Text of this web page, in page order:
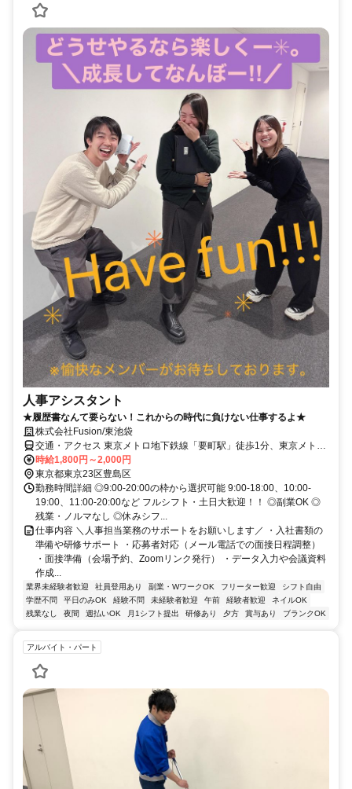
人事アシスタント
★履歴書なんて要らない！これからの時代に負けない仕事するよ★
株式会社Fusion/東池袋
交通・アクセス 東京メトロ地下鉄線「要町駅」徒歩1分、東京メトロ
地下鉄線「東池袋駅」徒歩8分、JR線「池袋駅」徒歩9分
時給1,800円～2,000円
東京都東京23区豊島区
勤務時間詳細 ◎9:00-20:00の枠から選択可能 9:00-18:00、10:00-
19:00、11:00-20:00など フルシフト・土日大歓迎！！ ◎副業OK ◎
残業・ノルマなし ◎休みシフ...
仕事内容 ＼人事担当業務のサポートをお願いします／ ・入社書類の
準備や研修サポート ・応募者対応（メール電話での面接日程調整）
・面接準備（会場予約、Zoomリンク発行） ・データ入力や会議資料
作成...
業界未経験者歓迎 社員登用あり 副業・WワークOK フリーター歓迎
シフト自由
学歴不問
平日のみOK 経験不問 未経験者歓迎 午前 経験者歓迎
ネイルOK
残業なし
夜間 週払いOK 月1シフト提出 研修あり 夕方 賞与あり ブランクOK
アルバイト・パート